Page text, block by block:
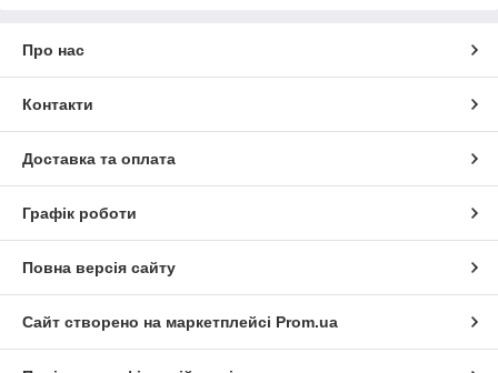
Про нас
Контакти
Доставка та оплата
Графік роботи
Повна версія сайту
Сайт створено на маркетплейсі Prom.ua